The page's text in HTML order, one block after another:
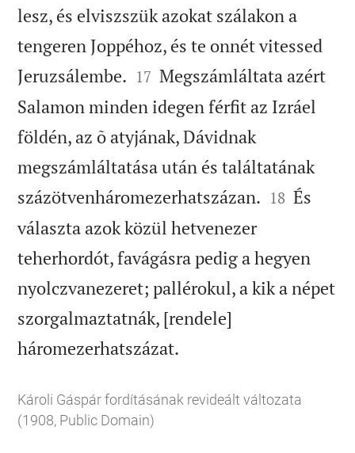
lesz, és elviszszük azokat szálakon a
tengeren Joppéhoz, és te onnét vitessed
Jeruzsálembe. 

17 Megszámláltata azért
Salamon minden idegen férfit az Izráel
földén, az õ atyjának, Dávidnak
megszámláltatása után és találtatának
százötvenháromezerhatszázan. 

18 És
választa azok közül hetvenezer
teherhordót, favágásra pedig a hegyen
nyolczvanezeret; pallérokul, a kik a népet
szorgalmaztatnák, [rendele]
háromezerhatszázat.
Károli Gáspár fordításának revideált változata
(1908, Public Domain)